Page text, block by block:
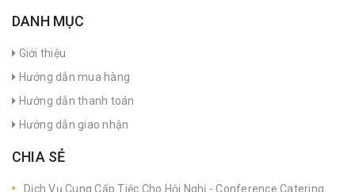
DANH MỤC
Giới thiệu
Hướng dẫn mua hàng
Hướng dẫn thanh toán
Hướng dẫn giao nhận
CHIA SẺ
Dịch Vụ Cung Cấp Tiệc Cho Hội Nghị - Conference Catering